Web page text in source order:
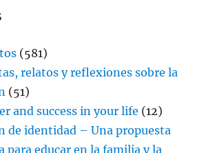
(581)
relatos y reflexiones sobre la
(51)
and success in your life (12)
de identidad – Una propuesta
para educar en la familia y la